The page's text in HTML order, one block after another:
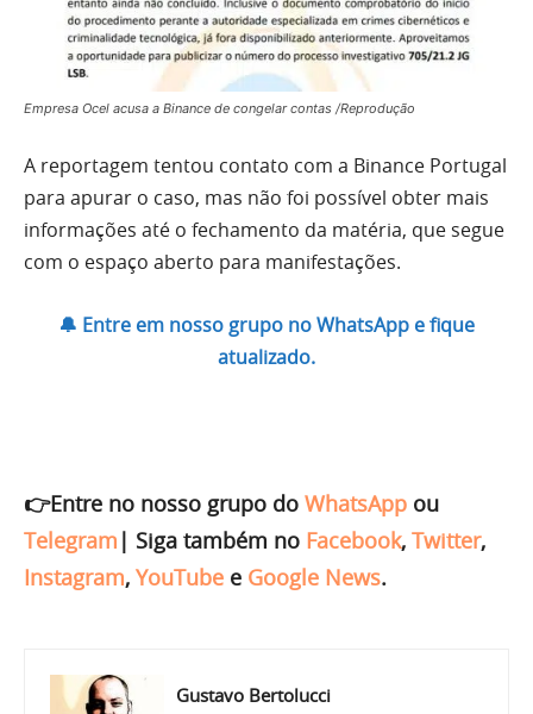
Empresa Ocel acusa a Binance de congelar contas /Reprodução
A reportagem tentou contato com a Binance Portugal
para apurar o caso, mas não foi possível obter mais
informações até o fechamento da matéria, que segue
com o espaço aberto para manifestações.
🔔 Entre em nosso grupo no WhatsApp e fique
atualizado.
👉Entre no nosso grupo do WhatsApp ou
Telegram | Siga também no Facebook, Twitter,
Instagram, YouTube e Google News.
Gustavo Bertolucci